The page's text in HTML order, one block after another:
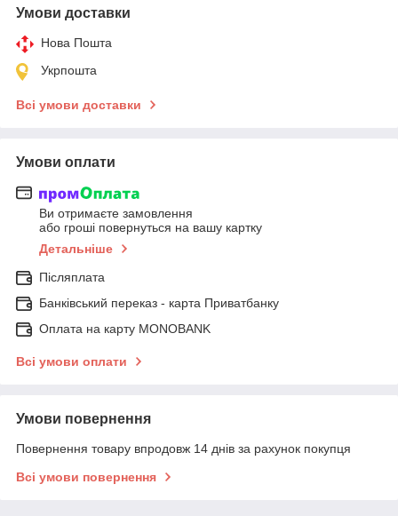
Умови доставки
Нова Пошта
Укрпошта
Всі умови доставки
Умови оплати
Ви отримаєте замовлення
або гроші повернуться на вашу картку
Детальніше
Післяплата
Банківський переказ - карта Приватбанку
Оплата на карту MONOBANK
Всі умови оплати
Умови повернення
Повернення товару впродовж 14 днів за рахунок покупця
Всі умови повернення